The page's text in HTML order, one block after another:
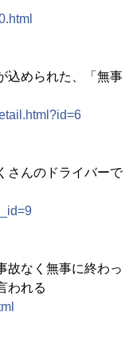
込められた、「無事
さんのドライバーで
故なく無事に終わっ
われる